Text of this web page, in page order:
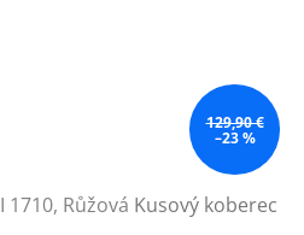
129,90 €
–23 %
1710, Růžová Kusový koberec